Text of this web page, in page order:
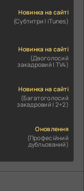
Новинка на сайті
(Субтитри | iTunes)
Новинка на сайті
(Двоголосий
закадровий | TV4)
Новинка на сайті
(Багатоголосий
закадровий | 2+2)
Оновлення
(Професійний
дубльований)